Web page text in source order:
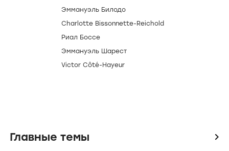
Эммануэль Билодо
Charlotte Bissonnette-Reichold
Риал Боссе
Эммануэль Шарест
Victor Côté-Hayeur
Главные темы icon